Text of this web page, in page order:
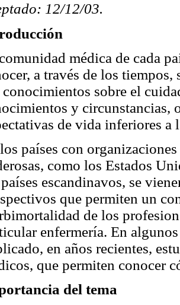
12/12/03.
médica de cada
a través de los
conocimientos sobre el
y circunstancias,
de vida inferiores a
países con
como los Estados
escandinavos, se
que permiten un
de los
enfermería. En
en años recientes,
que permiten conocer
del tema